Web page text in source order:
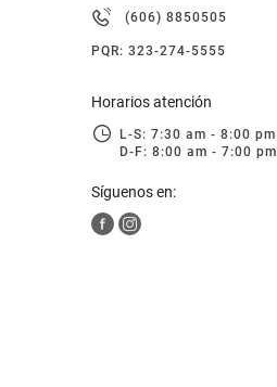
(606) 8850505
PQR: 323-274-5555
Horarios atención
L-S: 7:30 am - 8:00 pm
D-F: 8:00 am - 7:00 pm
Síguenos en: